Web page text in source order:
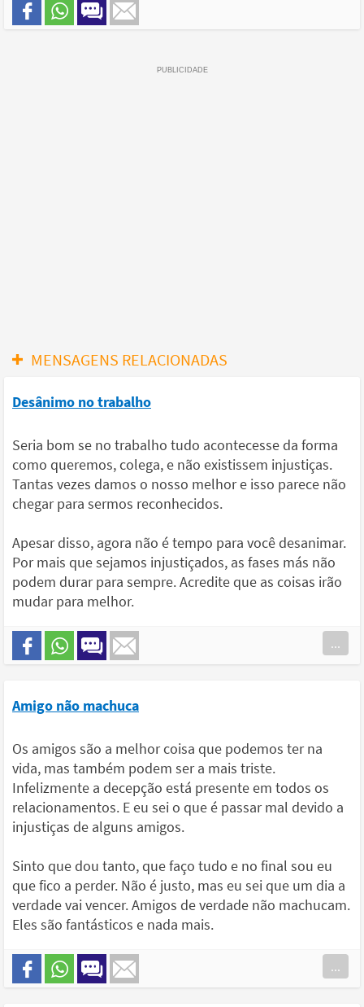
MENSAGENS RELACIONADAS
Desânimo no trabalho
Seria bom se no trabalho tudo acontecesse da forma
como queremos, colega, e não existissem injustiças.
Tantas vezes damos o nosso melhor e isso parece não
chegar para sermos reconhecidos.
Apesar disso, agora não é tempo para você desanimar.
Por mais que sejamos injustiçados, as fases más não
podem durar para sempre. Acredite que as coisas irão
mudar para melhor.
...
Amigo não machuca
Os amigos são a melhor coisa que podemos ter na
vida, mas também podem ser a mais triste.
Infelizmente a decepção está presente em todos os
relacionamentos. E eu sei o que é passar mal devido a
injustiças de alguns amigos.
Sinto que dou tanto, que faço tudo e no final sou eu
que fico a perder. Não é justo, mas eu sei que um dia a
verdade vai vencer. Amigos de verdade não machucam.
Eles são fantásticos e nada mais.
...